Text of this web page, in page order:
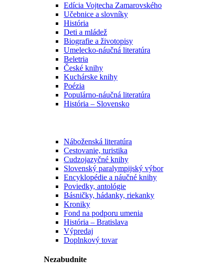
Edícia Vojtecha Zamarovského
Učebnice a slovníky
História
Deti a mládež
Biografie a životopisy
Umelecko-náučná literatúra
Beletria
České knihy
Kuchárske knihy
Poézia
Populárno-náučná literatúra
História – Slovensko
Náboženská literatúra
Cestovanie, turistika
Cudzojazyčné knihy
Slovenský paralympijský výbor
Encyklopédie a náučné knihy
Poviedky, antológie
Básničky, hádanky, riekanky
Kroniky
Fond na podporu umenia
História – Bratislava
Výpredaj
Doplnkový tovar
Nezabudnite